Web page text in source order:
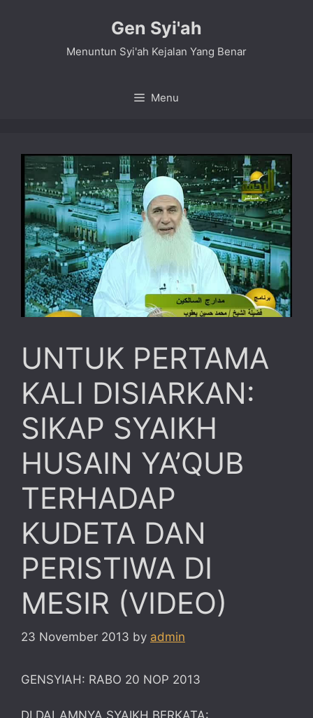
Gen Syi'ah
Menuntun Syi'ah Kejalan Yang Benar
Menu
UNTUK PERTAMA
KALI DISIARKAN:
SIKAP SYAIKH
HUSAIN YA’QUB
TERHADAP
KUDETA DAN
PERISTIWA DI
MESIR (VIDEO)
23 November 2013 by admin
GENSYIAH: RABO 20 NOP 2013
DI DALAMNYA SYAIKH BERKATA: